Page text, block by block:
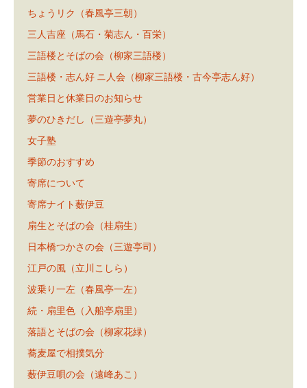
ちょうリク（春風亭三朝）
三人吉座（馬石・菊志ん・百栄）
三語楼とそばの会（柳家三語楼）
三語楼・志ん好 ニ人会（柳家三語楼・古今亭志ん好）
営業日と休業日のお知らせ
夢のひきだし（三遊亭夢丸）
女子塾
季節のおすすめ
寄席について
寄席ナイト薮伊豆
扇生とそばの会（桂扇生）
日本橋つかさの会（三遊亭司）
江戸の風（立川こしら）
波乗り一左（春風亭一左）
続・扇里色（入船亭扇里）
落語とそばの会（柳家花緑）
蕎麦屋で相撲気分
薮伊豆唄の会（遠峰あこ）